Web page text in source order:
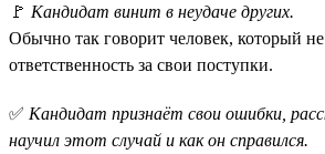
🚩 Кандидат винит в неудаче других.
Обычно так говорит человек, который не
ответственность за свои поступки.
✅ Кандидат признаёт свои ошибки,
научил этот случай и как он справился.